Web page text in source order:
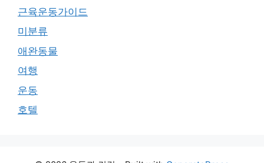
근육운동가이드
미분류
애완동물
여행
운동
호텔